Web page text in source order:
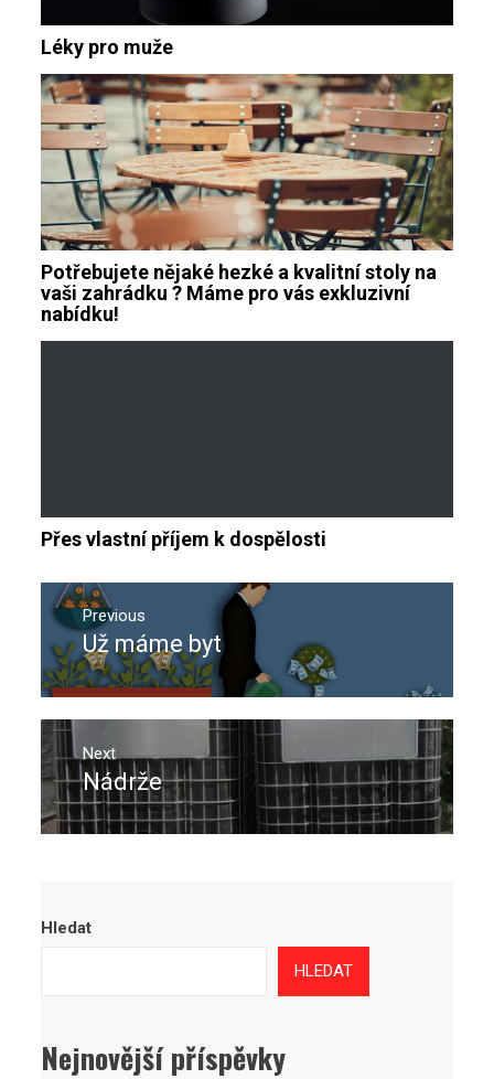
Léky pro muže
Potřebujete nějaké hezké a kvalitní stoly na
vaši zahrádku ? Máme pro vás exkluzivní
nabídku!
Přes vlastní příjem k dospělosti
Navigace
pro
příspěvek
Previous
Previous
post:
Už máme byt
Next
Next
post:
Nádrže
Hledat
HLEDAT
Nejnovější příspěvky